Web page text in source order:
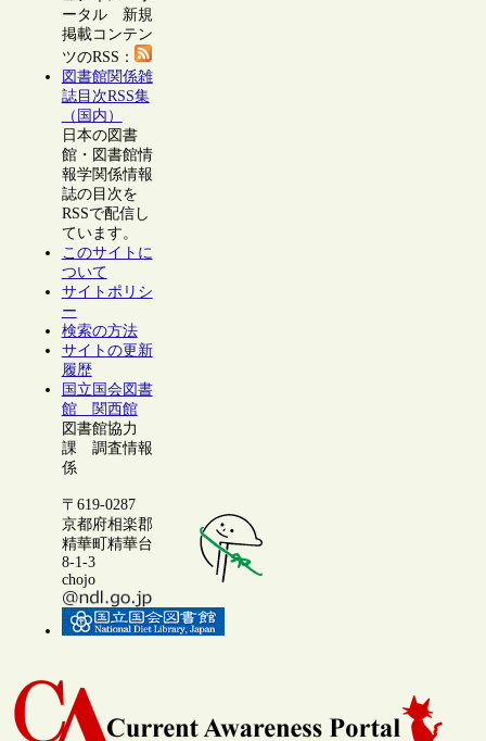
ータル 新規
掲載コンテン
ツのRSS：
図書館関係雑
誌目次RSS集
（国内）
日本の図書
館・図書館情
報学関係情報
誌の目次を
RSSで配信し
ています。
このサイトに
ついて
サイトポリシ
ー
検索の方法
サイトの更新
履歴
国立国会図書
館 関西館
図書館協力
課 調査情報
係
〒619-0287
京都府相楽郡
精華町精華台
8-1-3
chojo